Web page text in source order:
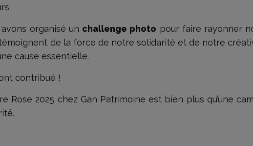
organisé un challenge photo pour faire rayonner
de la force de notre solidarité et de notre
cause essentielle.
contribué !
Rose 2025 chez Gan Patrimoine est bien plus qu’une